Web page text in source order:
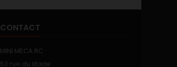
CONTACT
MINI MECA RC
53 rue du stade